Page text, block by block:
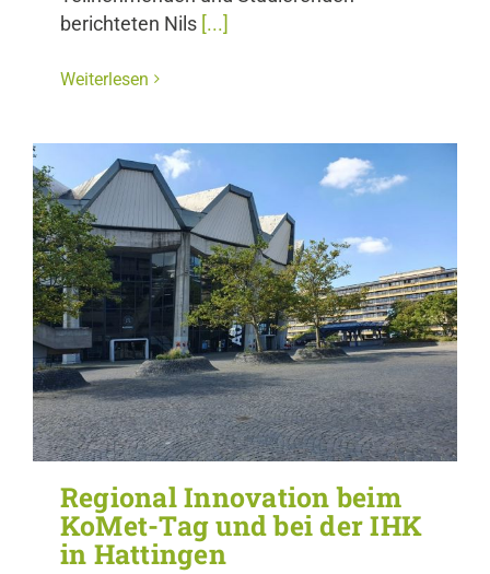
berichteten Nils [...]
Weiterlesen
Regional Innovation beim
KoMet-Tag und bei der IHK
in Hattingen